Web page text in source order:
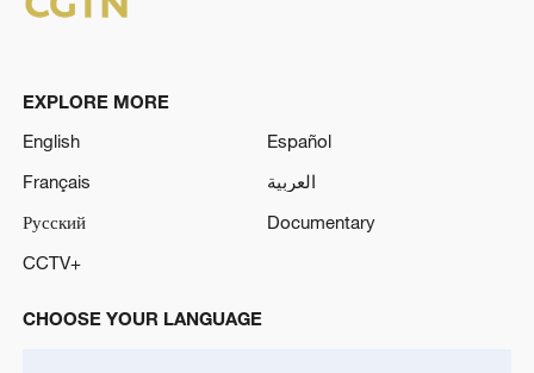
EXPLORE MORE
English
Español
Français
العربية
Русский
Documentary
CCTV+
CHOOSE YOUR LANGUAGE